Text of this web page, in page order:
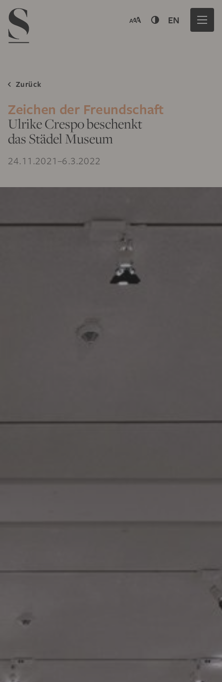
Navigation menu
EN
Zurück
Zeichen der Freundschaft
Ulrike Crespo beschenkt
das Städel Museum
24.11.2021–6.3.2022